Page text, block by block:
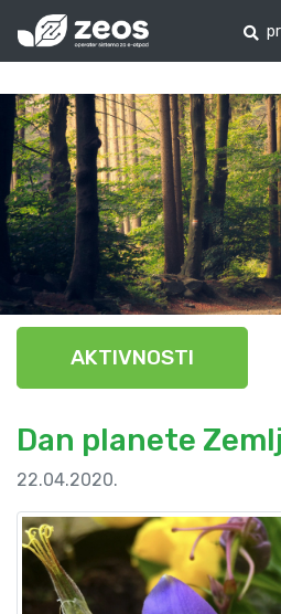
AKTIVNOSTI
Dan planete
22.04.2020.